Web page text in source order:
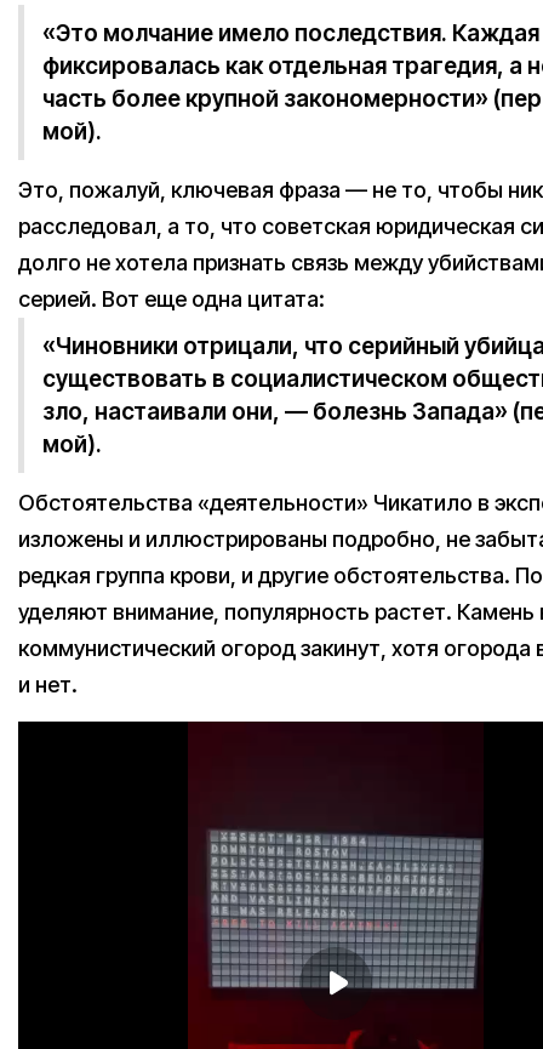
«Это молчание имело последствия.
фиксировалась как отдельная трагедия, а
часть более крупной закономерности»
мой).
Это, пожалуй, ключевая фраза — не то, чтобы
расследовал, а то, что советская юридическая
долго не хотела признать связь между
серией. Вот еще одна цитата:
«Чиновники отрицали, что серийный
существовать в социалистическом
зло, настаивали они, — болезнь Запада»
мой).
Обстоятельства «деятельности» Чикатило в
изложены и иллюстрированы подробно, не
редкая группа крови, и другие обстоятельства.
уделяют внимание, популярность растет. Камень
коммунистический огород закинут, хотя огорода
и нет.